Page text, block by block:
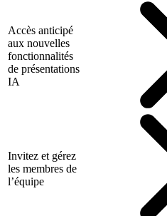
Accès anticipé
aux nouvelles
fonctionnalités
de présentations
IA
Invitez et gérez
les membres de
l’équipe